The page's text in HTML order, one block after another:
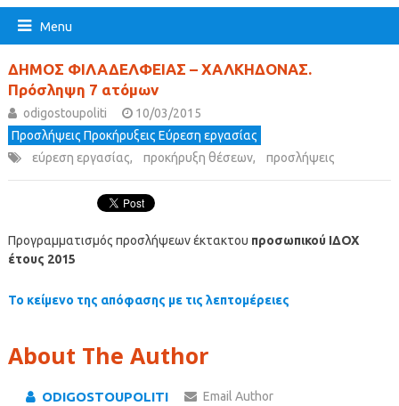
Menu
ΔΗΜΟΣ ΦΙΛΑΔΕΛΦΕΙΑΣ – ΧΑΛΚΗΔΟΝΑΣ.
Πρόσληψη 7 ατόμων
odigostoupoliti
10/03/2015
Προσλήψεις Προκήρυξεις Εύρεση εργασίας
εύρεση εργασίας, προκήρυξη θέσεων, προσλήψεις
Προγραμματισμός προσλήψεων έκτακτου προσωπικού ΙΔΟΧ
έτους 2015
Το κείμενο της απόφασης με τις λεπτομέρειες
About The Author
ODIGOSTOUPOLITI Email Author